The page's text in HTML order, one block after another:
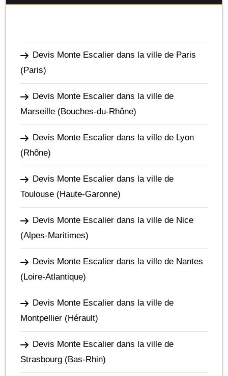
Devis Monte Escalier dans la ville de Paris
(Paris)
Devis Monte Escalier dans la ville de
Marseille (Bouches-du-Rhône)
Devis Monte Escalier dans la ville de Lyon
(Rhône)
Devis Monte Escalier dans la ville de
Toulouse (Haute-Garonne)
Devis Monte Escalier dans la ville de Nice
(Alpes-Maritimes)
Devis Monte Escalier dans la ville de Nantes
(Loire-Atlantique)
Devis Monte Escalier dans la ville de
Montpellier (Hérault)
Devis Monte Escalier dans la ville de
Strasbourg (Bas-Rhin)